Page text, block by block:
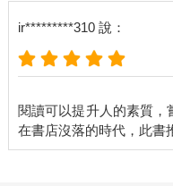
ir*********310 說：
閱讀可以提升人的素質，